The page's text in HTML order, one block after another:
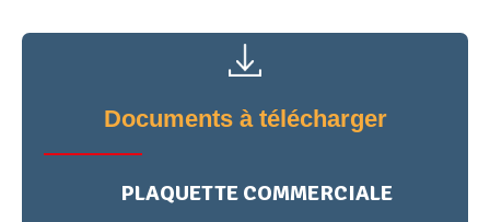
Documents à télécharger
PLAQUETTE COMMERCIALE